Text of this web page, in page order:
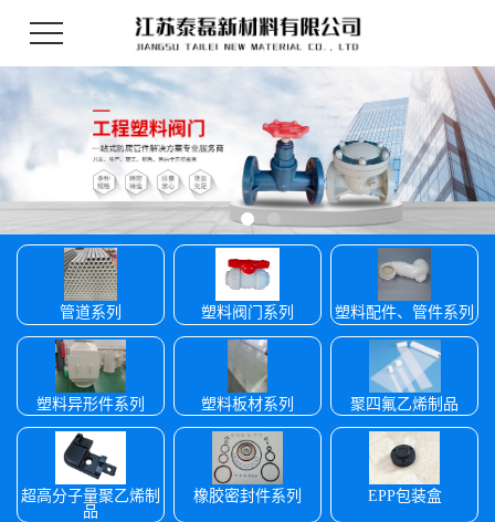
管道系列 塑料阀门系列 塑料配件、管件系列
塑料异形件系列 塑料板材系列 聚四氟乙烯制品
超高分子量聚乙烯制
品
橡胶密封件系列 EPP包装盒